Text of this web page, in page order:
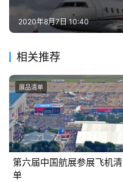
2020年8月7日 10:40
相关推荐
展品清单
第六届中国航展参展飞机清
单